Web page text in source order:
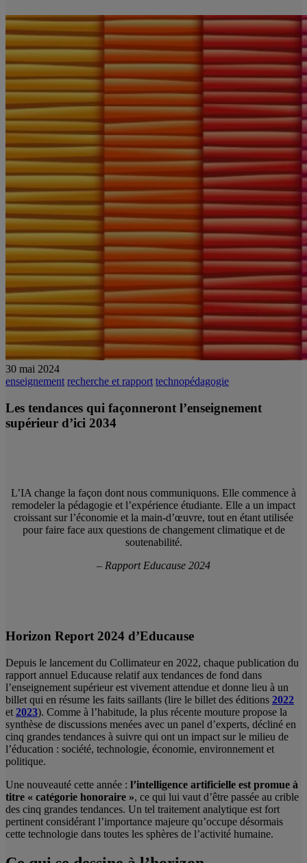
30 mai 2024
enseignement recherche et rapport technopédagogie
Les tendances qui façonneront l’enseignement
supérieur d’ici 2034
L’IA change la façon dont nous communiquons. Elle commence à
remodeler la pédagogie et l’expérience étudiante. Elle a un impact
croissant sur l’économie et la main-d’œuvre, tout en étant utilisée
pour faire face aux questions de changement climatique et de
soutenabilité.
– Rapport Educause 2024
Horizon Report 2024 d’Educause
Depuis le lancement du Collimateur en 2022, chaque publication du
rapport annuel Educause relatif aux tendances de fond dans
l’enseignement supérieur est vivement attendue et donne lieu à un
billet qui en résume les faits saillants (lire le billet des éditions 2022
et 2023). Comme à l’habitude, la plus récente mouture propose la
synthèse de discussions menées avec un panel d’experts, décliné en
cinq grandes tendances à suivre qui ont un impact sur le milieu de
l’éducation : société, technologie, économie, environnement et
politique.
Une nouveauté cette année : l’intelligence artificielle est promue à
titre « catégorie honoraire », ce qui lui vaut d’être passée au crible
des cinq grandes tendances. Un tel traitement analytique est fort
pertinent considérant l’importance majeure qu’occupe désormais
cette technologie dans toutes les sphères de l’activité humaine.